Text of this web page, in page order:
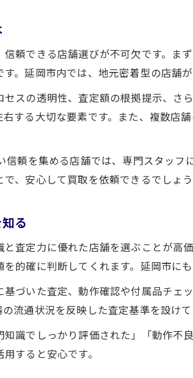
無料査定サービスを選ぶ際の
LINE査定や電話査定のメリッ
スムーズな買取につながる事
複数店舗で比較することでわ
現金化を優先する延岡エリアの買
即日現金化を叶える買取方法
買取金額アップを目指す複数
延岡市で現金化重視の買取依
壊れた測定器も買取可能な理由に
壊れていても買取が可能な測
状態不問の買取査定が注目さ
部品取り需要と買取市場の最
頼できる店舗選びが不可欠です。ま
。延岡市内では、地元密着型の店舗
スの透明性、査定額の根拠提示、さ
する大切な要素です。また、複数店
信頼を集める店舗では、専門スタッ
、安心して買取を依頼できるでしょう
る
査定力に優れた店舗を選ぶことが高
的確に判断してくれます。延岡市に
づいた査定、動作確認や付属品チ
流通状況を反映した査定基準を設け
識でしっかり評価された」「動作不
すると安心です。